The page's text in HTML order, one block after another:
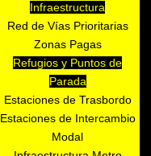
Infraestructura
Red de Vías Prioritarias
Zonas Pagas
Refugios y Puntos de
Parada
Estaciones de Trasbordo
Estaciones de Intercambio
Modal